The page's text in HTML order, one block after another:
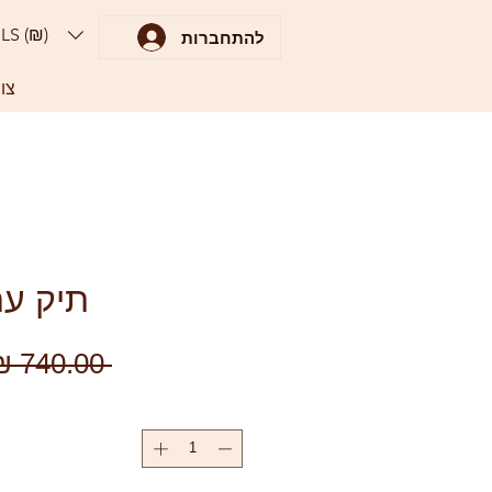
(₪) להתחברות
תיק
‏740.00 ‏₪